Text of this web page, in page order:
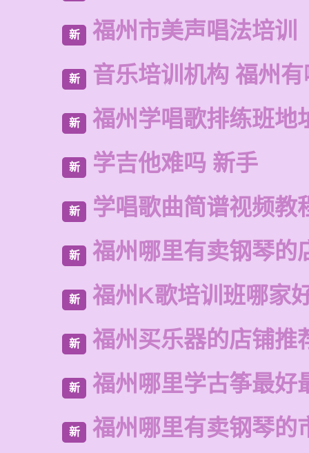
新 福州市美声唱法培训
新 音乐培训机构 福州
新 福州学唱歌排练班地
新 学吉他难吗 新手
新 学唱歌曲简谱视频教
新 福州哪里有卖钢琴的
新 福州K歌培训班哪家
新 福州买乐器的店铺推
新 福州哪里学古筝最好
新 福州哪里有卖钢琴的